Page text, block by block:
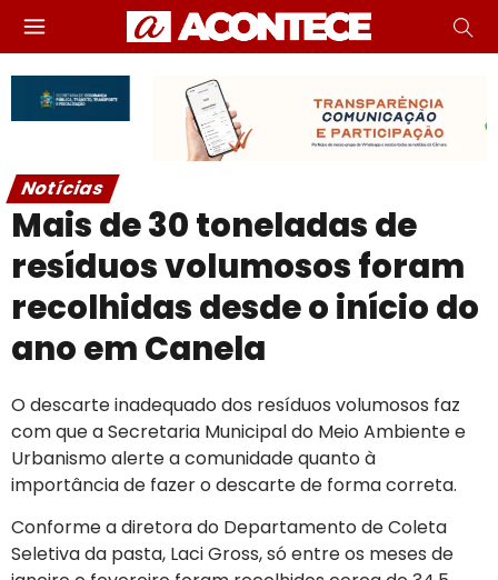
Notícias
Mais de 30 toneladas de
resíduos volumosos foram
recolhidas desde o início do
ano em Canela
O descarte inadequado dos resíduos volumosos faz
com que a Secretaria Municipal do Meio Ambiente e
Urbanismo alerte a comunidade quanto à
importância de fazer o descarte de forma correta.
Conforme a diretora do Departamento de Coleta
Seletiva da pasta, Laci Gross, só entre os meses de